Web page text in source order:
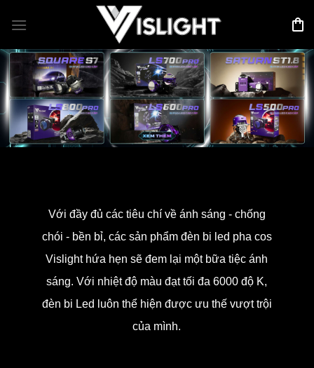
qua
dung
Với đầy đủ các tiêu chí về ánh sáng - chống
chói - bền bỉ, các sản phẩm đèn bi led pha cos
Vislight hứa hẹn sẽ đem lại một bữa tiệc ánh
sáng. Với nhiệt độ màu đạt tối đa 6000 độ K,
đèn bi Led luôn thể hiện được ưu thế vượt trội
của mình.